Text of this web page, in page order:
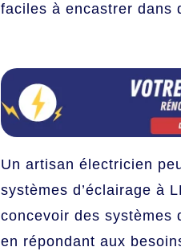
faciles à encastrer dans
Un artisan électricien
systèmes d’éclairage à
concevoir des systèmes
en répondant aux